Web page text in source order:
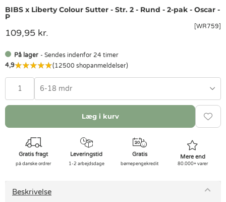
BIBS x Liberty Colour Sutter - Str. 2 - Rund - 2-pak - Oscar -
P
[WR759]
109,95 kr.
På lager - Sendes indenfor 24 timer
4,9
(12500 shopanmeldelser)
6-18 mdr
Læg i kurv
Gratis fragt
på danske ordrer
Leveringstid
1-2 arbejdsdage
Gratis
børnepengekredit
Mere end
80.000+ varer
Beskrivelse